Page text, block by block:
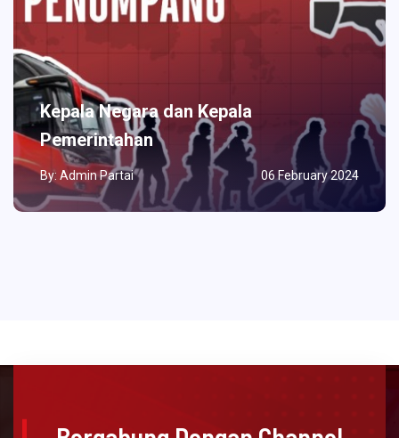
Kepala Negara dan Kepala
Pemerintahan
By: Admin Partai 06 February 2024